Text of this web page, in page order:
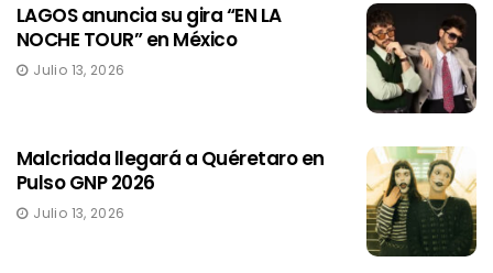
LAGOS anuncia su gira “EN LA
NOCHE TOUR” en México
Julio 13, 2026
Malcriada llegará a Quéretaro en
Pulso GNP 2026
Julio 13, 2026